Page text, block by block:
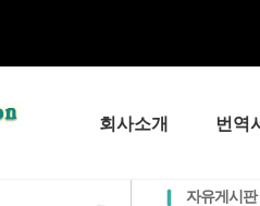
회사소개 번역
자유게시판